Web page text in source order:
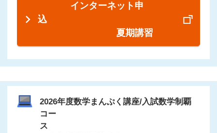
インターネット申
込
夏期講習
2026年度数学まんぷく講座/入試数学制覇
コー
ス